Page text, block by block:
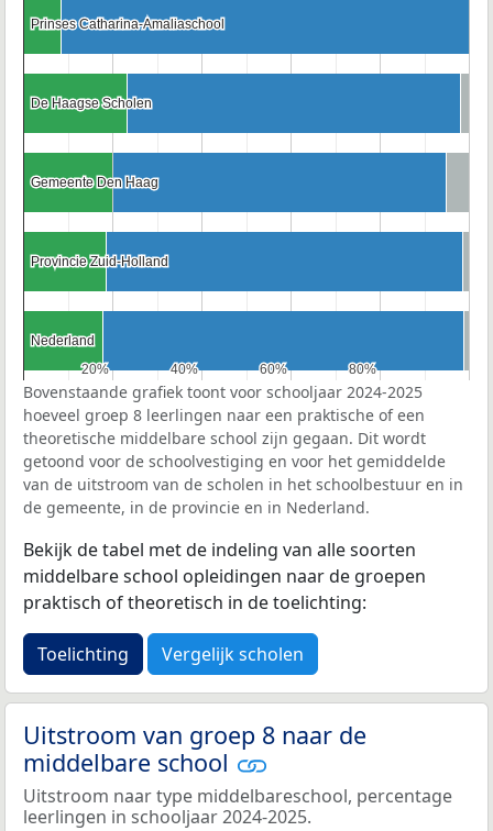
20%
20% 40%
40% 60%
60% 80%
80%
Prinses Catharina-Amaliaschool
Prinses Catharina-Amaliaschool
De Haagse Scholen
De Haagse Scholen
Gemeente Den Haag
Gemeente Den Haag
Provincie Zuid-Holland
Provincie Zuid-Holland
Nederland
Nederland
Bovenstaande grafiek toont voor schooljaar 2024-2025
hoeveel groep 8 leerlingen naar een praktische of een
theoretische middelbare school zijn gegaan. Dit wordt
getoond voor de schoolvestiging en voor het gemiddelde
van de uitstroom van de scholen in het schoolbestuur en in
de gemeente, in de provincie en in Nederland.
Bekijk de tabel met de indeling van alle soorten
middelbare school opleidingen naar de groepen
praktisch of theoretisch in de toelichting:
Toelichting Vergelijk scholen
Uitstroom van groep 8 naar de
middelbare school
Uitstroom naar type middelbareschool, percentage
leerlingen in schooljaar 2024-2025.